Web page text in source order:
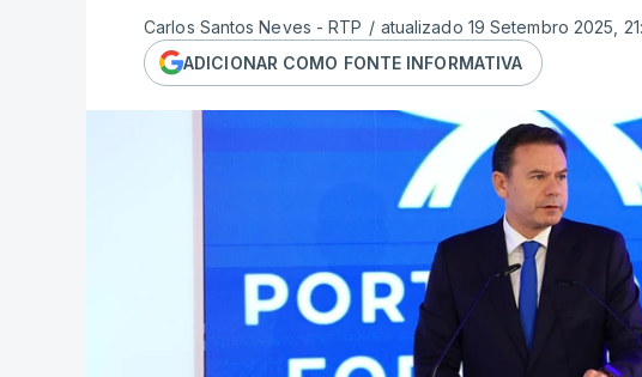
Carlos Santos Neves - RTP / atualizado 19 Setembro 2025,
ADICIONAR COMO FONTE INFORMATIVA